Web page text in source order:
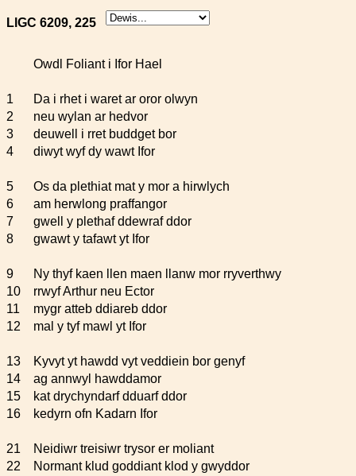
LlGC 6209, 225
Owdl Foliant i Ifor Hael
1
Da i rhet i waret ar oror olwyn
2
neu wylan ar hedvor
3
deuwell i rret buddget bor
4
diwyt wyf dy wawt Ifor
5
Os da plethiat mat y mor a hirwlych
6
am herwlong praffangor
7
gwell y plethaf ddewraf ddor
8
gwawt y tafawt yt Ifor
9
Ny thyf kaen llen maen llanw mor rryverthwy
10
rrwyf Arthur neu Ector
11
mygr atteb ddiareb ddor
12
mal y tyf mawl yt Ifor
13
Kyvyt yt hawdd vyt veddiein bor genyf
14
ag annwyl hawddamor
15
kat drychyndarf dduarf ddor
16
kedyrn ofn Kadarn Ifor
21
Neidiwr treisiwr trysor er moliant
22
Normant klud goddiant klod y gwyddor